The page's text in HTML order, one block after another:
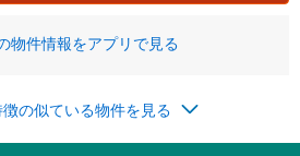
物件情報をアプリで見る
の似ている物件を見る